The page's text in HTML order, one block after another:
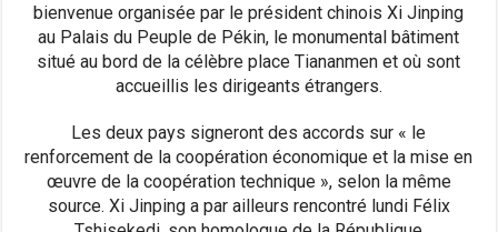
bienvenue organisée par le président chinois Xi Jinping
au Palais du Peuple de Pékin, le monumental bâtiment
situé au bord de la célèbre place Tiananmen et où sont
accueillis les dirigeants étrangers.
Les deux pays signeront des accords sur « le
renforcement de la coopération économique et la mise en
œuvre de la coopération technique », selon la même
source. Xi Jinping a par ailleurs rencontré lundi Félix